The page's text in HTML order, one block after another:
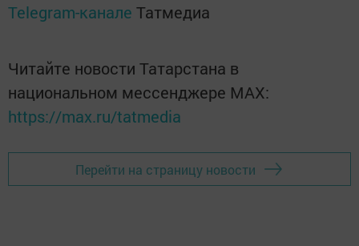
Telegram-канале Татмедиа
Читайте новости Татарстана в
национальном мессенджере MАХ:
https://max.ru/tatmedia
Перейти на страницу новости